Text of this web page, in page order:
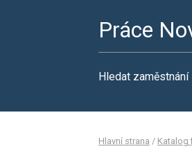
Práce
Hledat zaměstnání
Hlavní strana / Katalog